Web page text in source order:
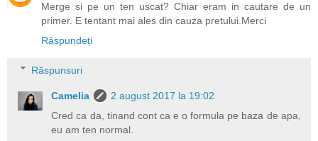
Merge si pe un ten uscat? Chiar eram in cautare de un
primer. E tentant mai ales din cauza pretului.Merci
Răspundeți
Răspunsuri
Camelia
2 august 2017 la 19:02
Cred ca da, tinand cont ca e o formula pe baza de apa,
eu am ten normal.